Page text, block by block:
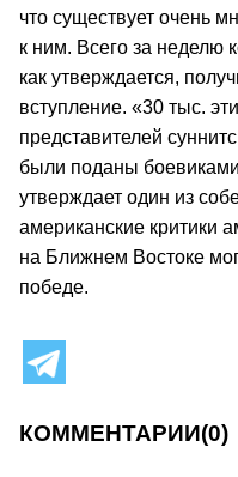
что существует очень
к ним. Всего за неделю
как утверждается,
вступление. «30 тыс.
представителей
были поданы
утверждает один из
американские критики
на Ближнем Востоке
победе.
КОММЕНТАРИИ(0)